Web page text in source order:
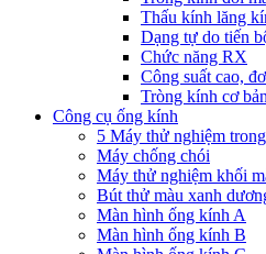
Thấu kính lăng
Dạng tự do tiến
Chức năng RX
Công suất cao,
Tròng kính cơ
Công cụ ống kính
5 Máy thử nghiệm
Máy chống chói
Máy thử nghiệm khối
Bút thử màu xanh
Màn hình ống kính A
Màn hình ống kính B